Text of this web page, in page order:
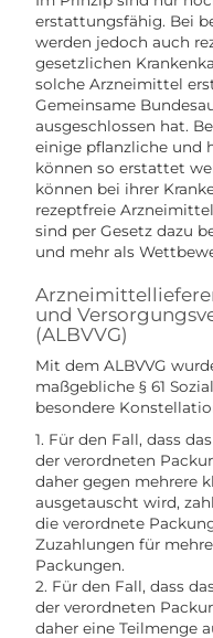
erstattungsfähig. Bei
werden jedoch auch
gesetzlichen
solche Arzneimittel
Gemeinsame
ausgeschlossen hat.
einige pflanzliche und
können so erstattet
können bei ihrer
rezeptfreie
sind per Gesetz dazu
und mehr als
und
(ALBVVG)
Mit dem ALBVVG
maßgebliche § 61
besondere
1. Für den Fall, dass
der verordneten
daher gegen mehrere
ausgetauscht wird,
die verordnete
Zuzahlungen für
Packungen.
2. Für den Fall, dass
der verordneten
daher eine Teilmenge